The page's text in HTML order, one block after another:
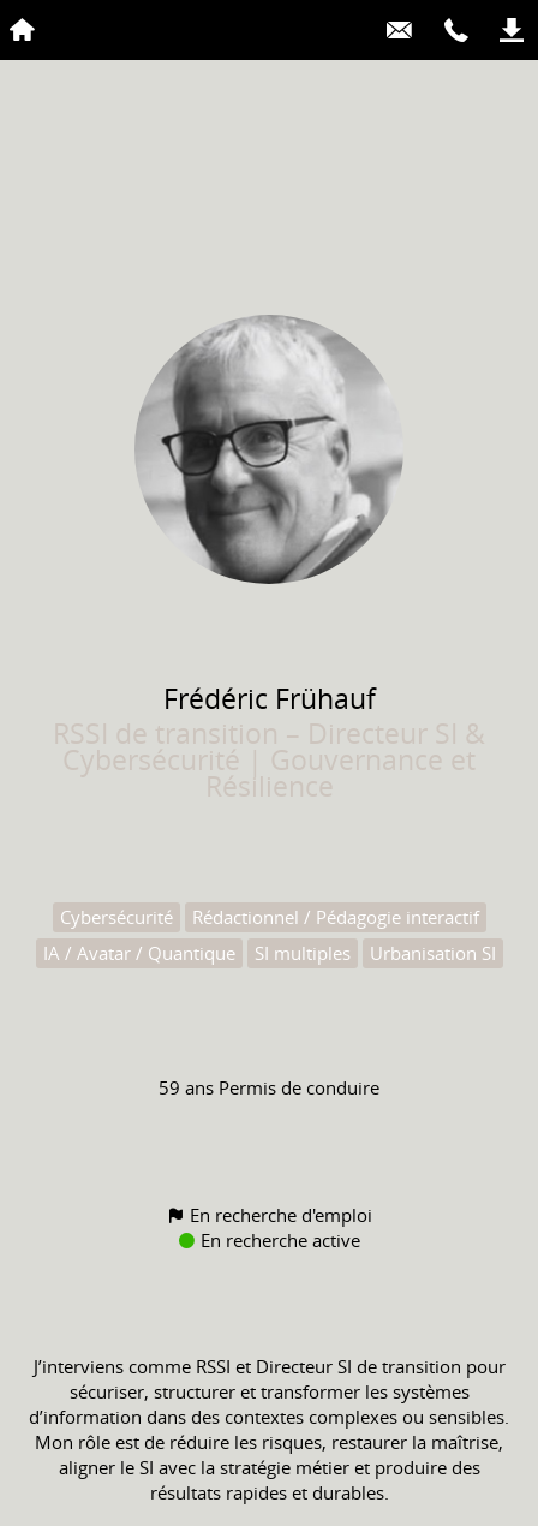
Frédéric Frühauf
RSSI de transition – Directeur SI &
Cybersécurité | Gouvernance et
Résilience
Cybersécurité
Rédactionnel / Pédagogie interactif
IA / Avatar / Quantique
SI multiples Urbanisation SI
59 ans Permis de conduire
En recherche d'emploi
En recherche active
J’interviens comme RSSI et Directeur SI de transition pour
sécuriser, structurer et transformer les systèmes
d’information dans des contextes complexes ou sensibles.
Mon rôle est de réduire les risques, restaurer la maîtrise,
aligner le SI avec la stratégie métier et produire des
résultats rapides et durables.